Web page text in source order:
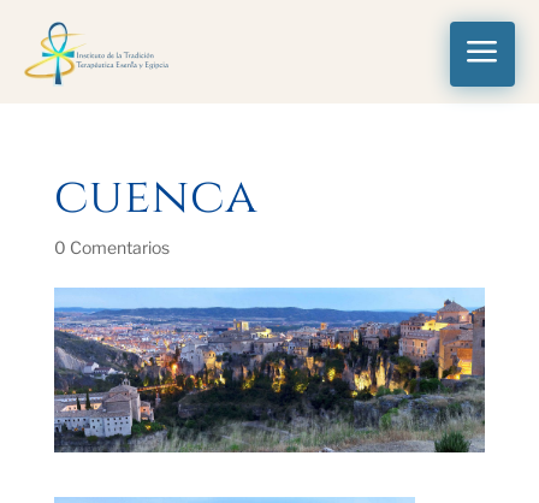
a
cuenca
0 Comentarios